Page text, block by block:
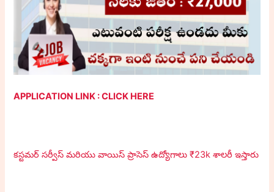
APPLICATION LINK : CLICK HERE
కస్టమర్ సర్వీస్ మరియు వాయిస్ ప్రాసెస్ ఉద్యోగాలు ₹23k శాలరీ ఇస్తారు